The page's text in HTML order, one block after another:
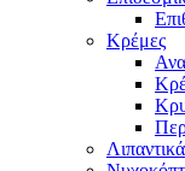
Κρέμες
Λιπαντικά